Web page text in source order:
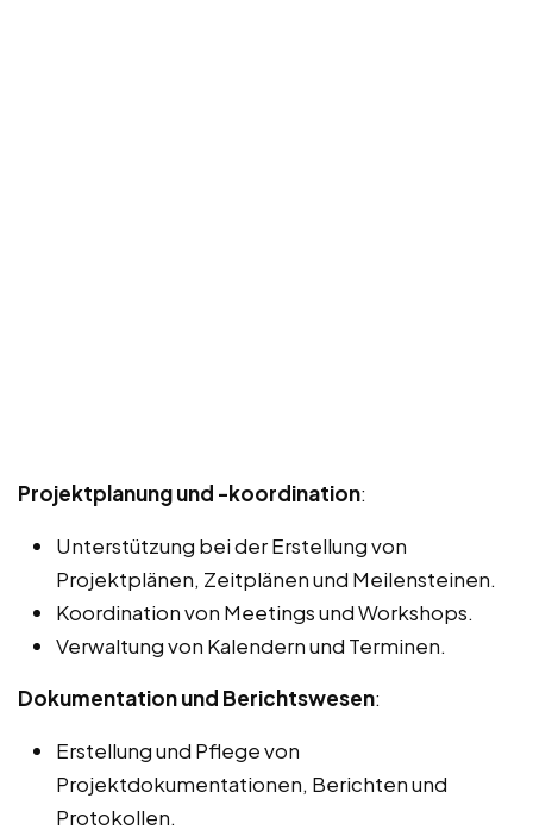
Projektplanung und -koordination:
Unterstützung bei der Erstellung von
Projektplänen, Zeitplänen und Meilensteinen.
Koordination von Meetings und Workshops.
Verwaltung von Kalendern und Terminen.
Dokumentation und Berichtswesen:
Erstellung und Pflege von
Projektdokumentationen, Berichten und
Protokollen.